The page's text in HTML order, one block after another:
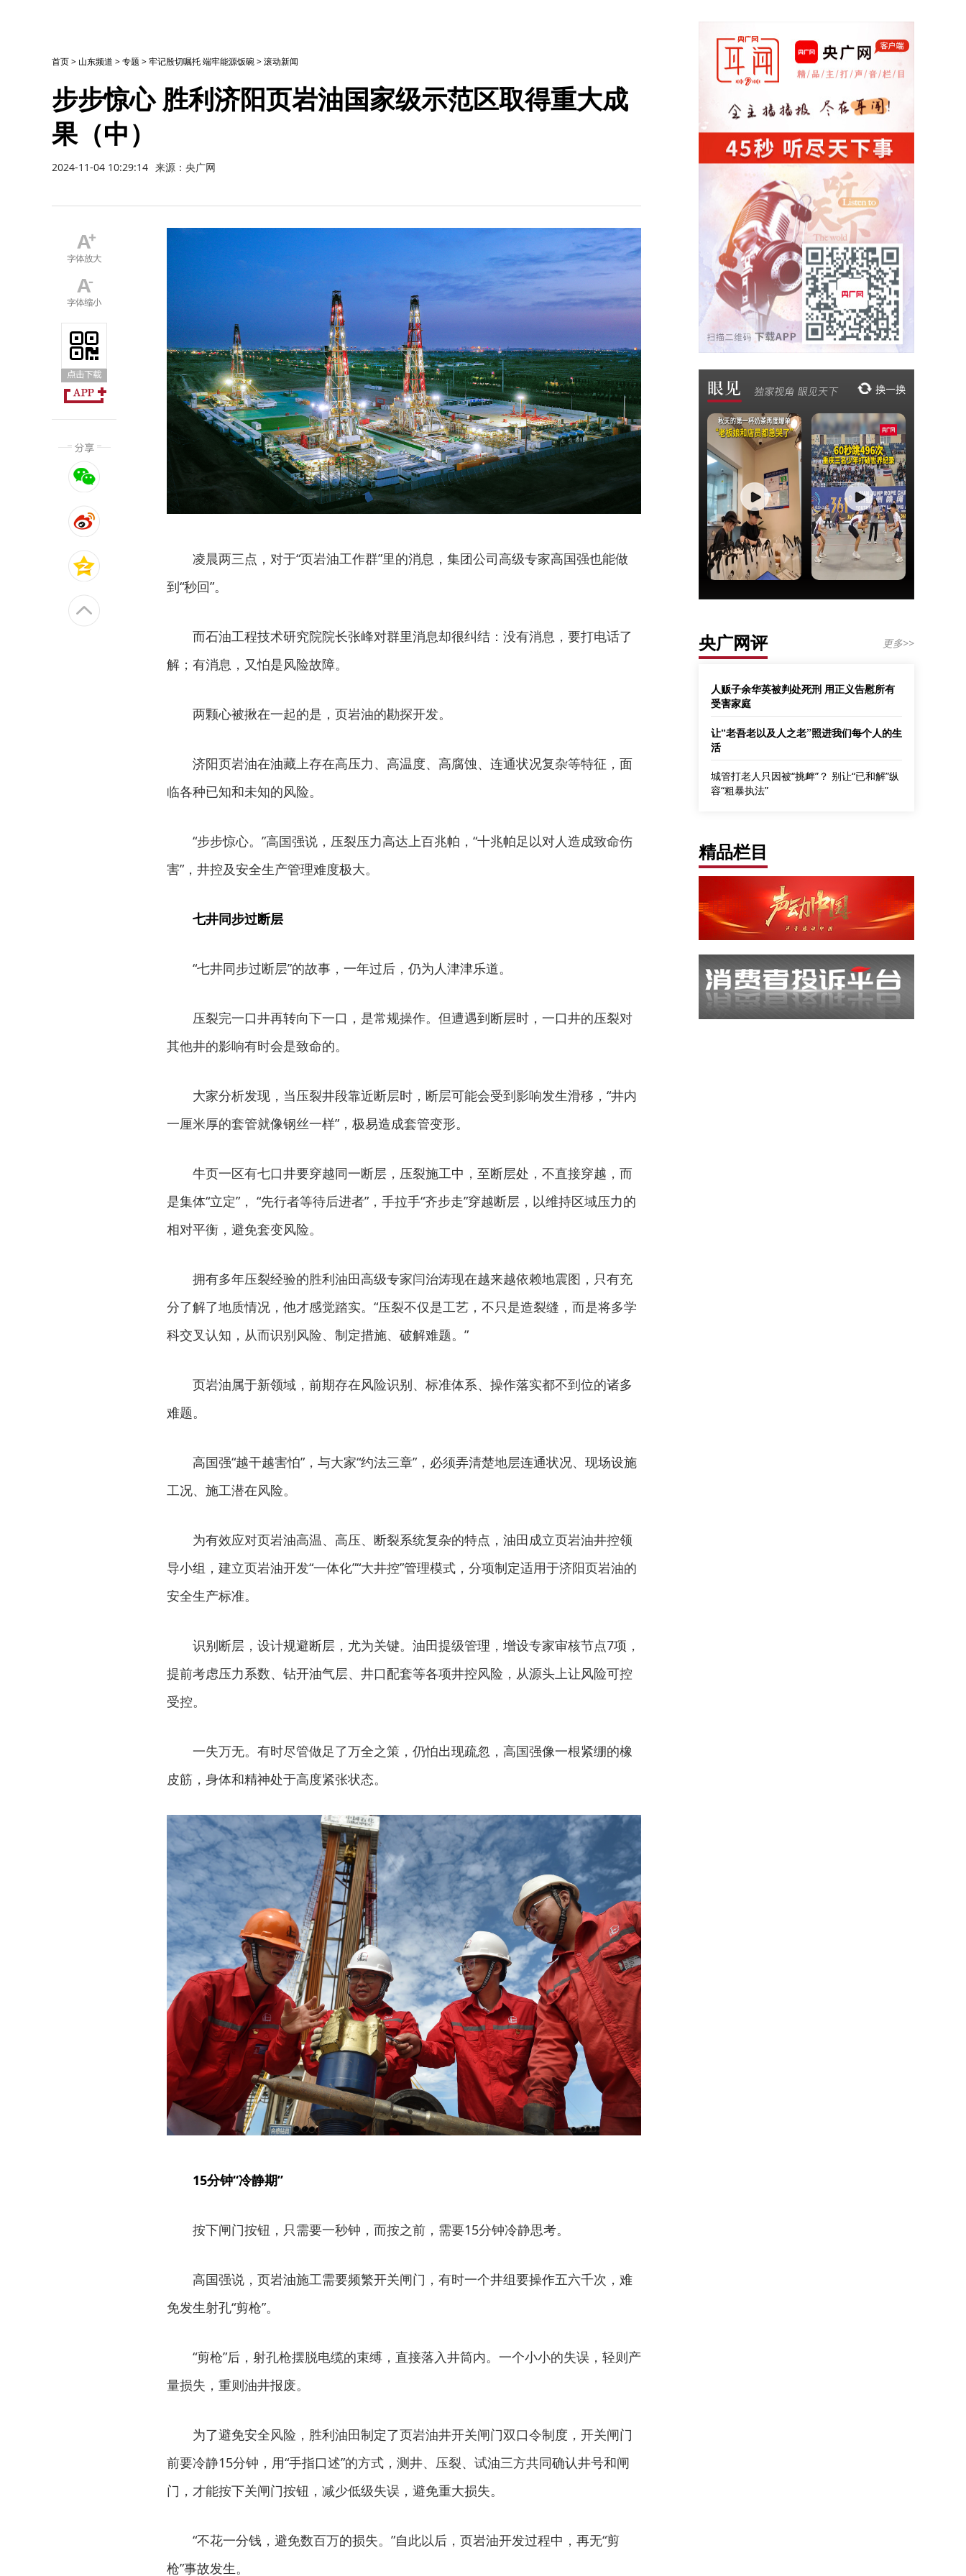
首页> 山东频道 >专题 >牢记殷切嘱托 端牢能源饭碗>滚动新闻
步步惊心 胜利济阳页岩油国家级示范区取得重大成
果（中）
2024-11-04 10:29:14 来源：央广网
凌晨两三点，对于“页岩油工作群”里的消息，集团公司高级专家高国强也能做
到“秒回”。
而石油工程技术研究院院长张峰对群里消息却很纠结：没有消息，要打电话了
解；有消息，又怕是风险故障。
两颗心被揪在一起的是，页岩油的勘探开发。
济阳页岩油在油藏上存在高压力、高温度、高腐蚀、连通状况复杂等特征，面
临各种已知和未知的风险。
“步步惊心。”高国强说，压裂压力高达上百兆帕，“十兆帕足以对人造成致命伤
害”，井控及安全生产管理难度极大。
七井同步过断层
“七井同步过断层”的故事，一年过后，仍为人津津乐道。
压裂完一口井再转向下一口，是常规操作。但遭遇到断层时，一口井的压裂对
其他井的影响有时会是致命的。
大家分析发现，当压裂井段靠近断层时，断层可能会受到影响发生滑移，“井内
一厘米厚的套管就像钢丝一样”，极易造成套管变形。
牛页一区有七口井要穿越同一断层，压裂施工中，至断层处，不直接穿越，而
是集体“立定”， “先行者等待后进者”，手拉手“齐步走”穿越断层，以维持区域压力的
相对平衡，避免套变风险。
拥有多年压裂经验的胜利油田高级专家闫治涛现在越来越依赖地震图，只有充
分了解了地质情况，他才感觉踏实。“压裂不仅是工艺，不只是造裂缝，而是将多学
科交叉认知，从而识别风险、制定措施、破解难题。”
页岩油属于新领域，前期存在风险识别、标准体系、操作落实都不到位的诸多
难题。
高国强“越干越害怕”，与大家“约法三章”，必须弄清楚地层连通状况、现场设施
工况、施工潜在风险。
为有效应对页岩油高温、高压、断裂系统复杂的特点，油田成立页岩油井控领
导小组，建立页岩油开发“一体化”“大井控”管理模式，分项制定适用于济阳页岩油的
安全生产标准。
识别断层，设计规避断层，尤为关键。油田提级管理，增设专家审核节点7项，
提前考虑压力系数、钻开油气层、井口配套等各项井控风险，从源头上让风险可控
受控。
一失万无。有时尽管做足了万全之策，仍怕出现疏忽，高国强像一根紧绷的橡
皮筋，身体和精神处于高度紧张状态。
15分钟“冷静期”
按下闸门按钮，只需要一秒钟，而按之前，需要15分钟冷静思考。
高国强说，页岩油施工需要频繁开关闸门，有时一个井组要操作五六千次，难
免发生射孔“剪枪”。
“剪枪”后，射孔枪摆脱电缆的束缚，直接落入井筒内。一个小小的失误，轻则产
量损失，重则油井报废。
为了避免安全风险，胜利油田制定了页岩油井开关闸门双口令制度，开关闸门
前要冷静15分钟，用“手指口述”的方式，测井、压裂、试油三方共同确认井号和闸
门，才能按下关闸门按钮，减少低级失误，避免重大损失。
“不花一分钱，避免数百万的损失。”自此以后，页岩油开发过程中，再无“剪
枪”事故发生。
央广网评 更多>>
人贩子余华英被判处死刑 用正义告慰所有
受害家庭
让“老吾老以及人之老”照进我们每个人的生
活
城管打老人只因被“挑衅”？ 别让“已和解”纵
容“粗暴执法”
精品栏目